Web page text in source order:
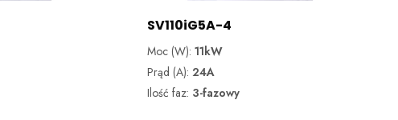
SV110iG5A-4
Moc (W): 11kW
Prąd (A): 24A
Ilość faz: 3-fazowy